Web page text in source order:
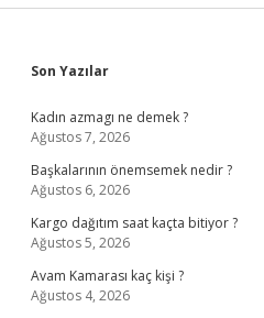
Sidebar
Son Yazılar
Kadın azmagı ne demek ?
Ağustos 7, 2026
Başkalarının önemsemek nedir ?
Ağustos 6, 2026
Kargo dağıtım saat kaçta bitiyor ?
Ağustos 5, 2026
Avam Kamarası kaç kişi ?
Ağustos 4, 2026